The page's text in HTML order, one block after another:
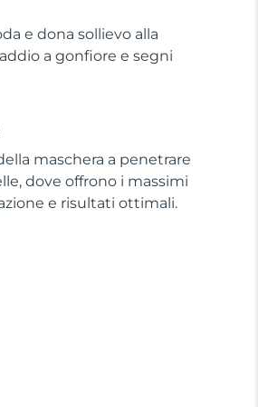
e dona sollievo alla
a gonfiore e segni
maschera a penetrare
dove offrono i massimi
e risultati ottimali.